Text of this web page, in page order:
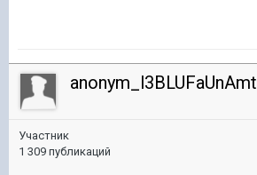
anonym_l3BLUFaUnAmt
Участник
1 309 публикаций